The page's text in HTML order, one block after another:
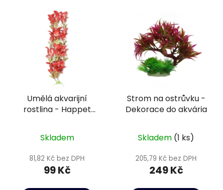
Umělá akvarijní
rostlina - Happet
Skladem
81,82 Kč bez DPH
99 Kč
Strom na ostrůvku -
Dekorace do akvária
Skladem (1 ks)
205,79 Kč bez DPH
249 Kč